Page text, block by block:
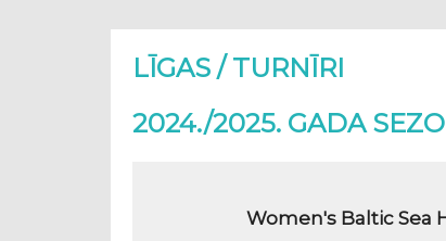
LĪGAS / TURNĪRI
2024./2025. GADA
Women's Baltic Sea